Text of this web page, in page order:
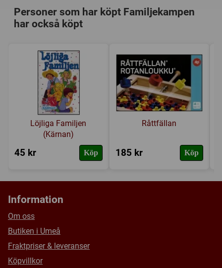
Kategori: Humor
Användbart Litet Företag
Försälj. rank:8565/18137
Personer som har köpt Familjekampen
har också köpt
Löjliga Familjen
(Kärnan)
45 kr Köp
Råttfällan
185 kr Köp
Information
Om oss
Butiken i Umeå
Fraktpriser & leveranser
Köpvillkor